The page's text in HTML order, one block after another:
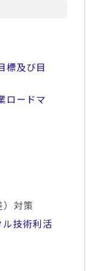
標及び目
ロードマ
）対策
技術利活